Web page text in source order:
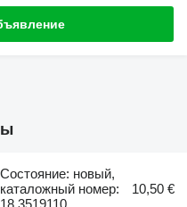
Состояние: новый,
каталожный номер:
18.3519110
10,50 €